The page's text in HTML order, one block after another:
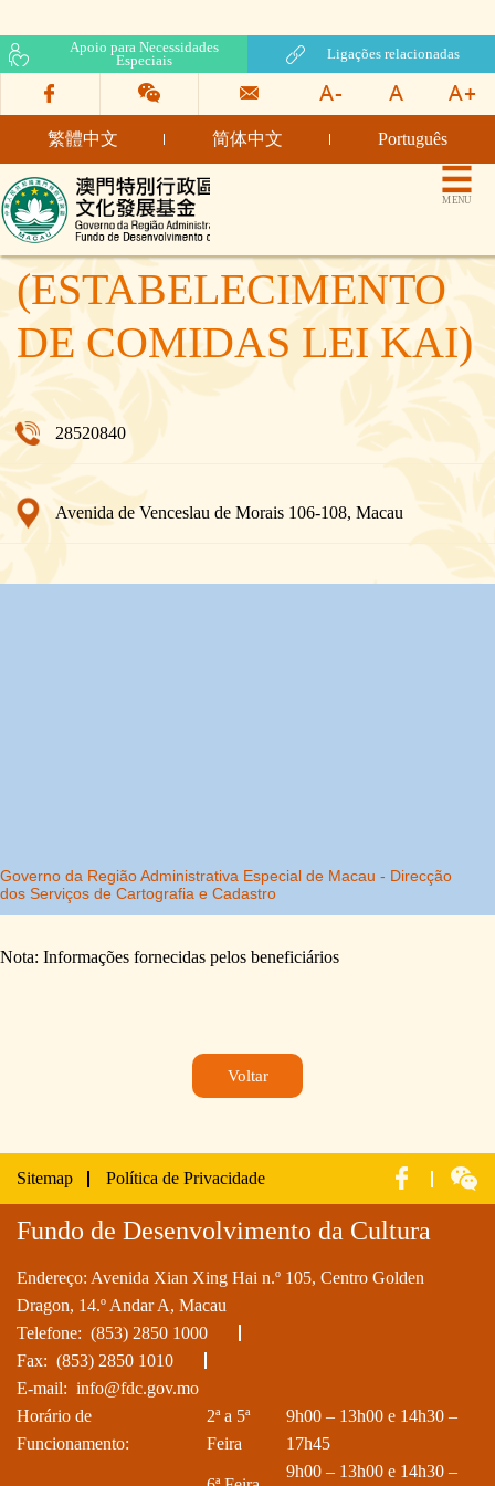
Apoio para Necessidades
Especiais
Ligações relacionadas
繁體中文 简体中文 Português
Fundo de Desenvolvimento
da Cultura
MENU
MAK IO WENG E.I.
(ESTABELECIMENTO
DE COMIDAS LEI KAI)
28520840
Avenida de Venceslau de Morais 106-108, Macau
Nota: Informações fornecidas pelos beneficiários
Voltar
Sitemap Política de Privacidade
Fundo de Desenvolvimento da Cultura
Endereço: Avenida Xian Xing Hai n.º 105, Centro Golden
Dragon, 14.º Andar A, Macau
Telefone: (853) 2850 1000
Fax: (853) 2850 1010
E-mail: info@fdc.gov.mo
Horário de
Funcionamento:
2ª a 5ª
Feira
9h00 – 13h00 e 14h30 –
17h45
9h00 – 13h00 e 14h30 –